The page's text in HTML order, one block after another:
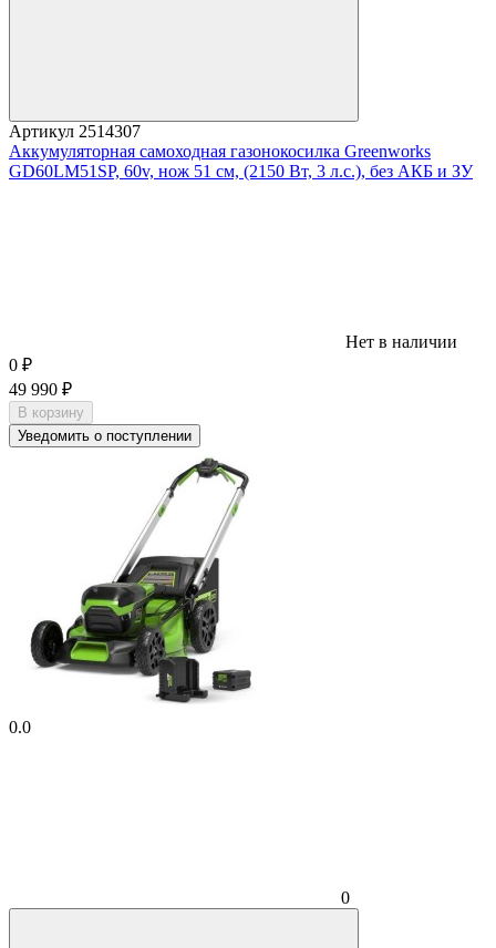
Артикул 2514307
Аккумуляторная самоходная газонокосилка Greenworks
GD60LM51SP, 60v, нож 51 см, (2150 Вт, 3 л.с.), без АКБ и ЗУ
Нет в наличии
0 ₽
49 990 ₽
В корзину
Уведомить о поступлении
0.0
0